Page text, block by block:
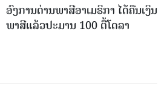
ອົງການດ່ານພາສີອາເມຣິກາ ໄດ້ຄືນເງິນ
ພາສີແລ້ວປະມານ 100 ຕື້ໂດລາ